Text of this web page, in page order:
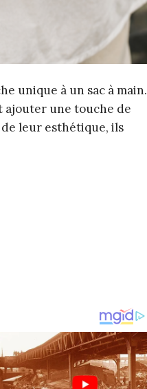
unique à un sac à main.
ajouter une touche de
de leur esthétique, ils